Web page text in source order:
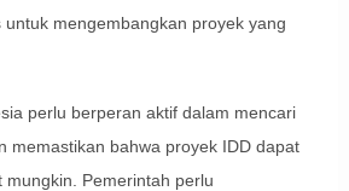
mengembangkan proyek yang
perlu berperan aktif dalam mencari
memastikan bahwa proyek IDD dapat
mungkin. Pemerintah perlu